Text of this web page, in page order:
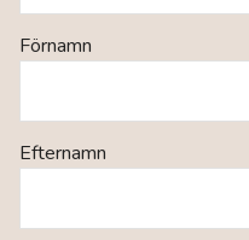
Förnamn
Efternamn